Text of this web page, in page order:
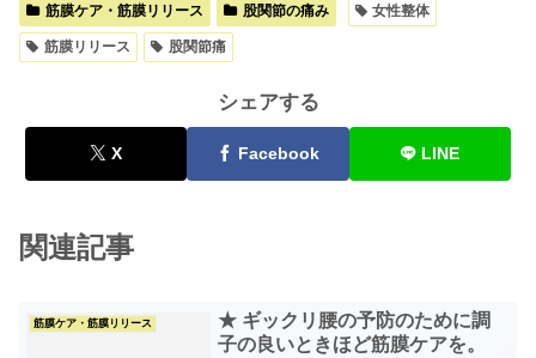
筋膜ケア・筋膜リリース 股関節の痛み 女性整体
筋膜リリース 股関節痛
シェアする
X Facebook LINE
関連記事
筋膜ケア・筋膜リリース
★ ギックリ腰の予防のために調
子の良いときほど筋膜ケアを。